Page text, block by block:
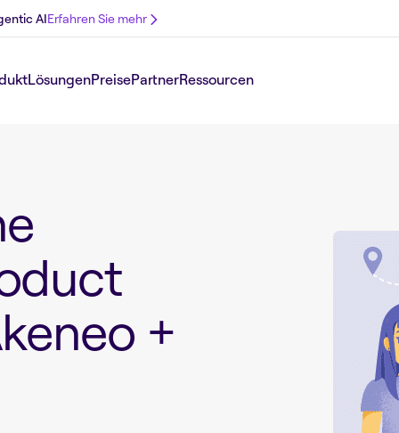
AIErfahren Sie mehr
LösungenPreisePartnerRessourcen
+